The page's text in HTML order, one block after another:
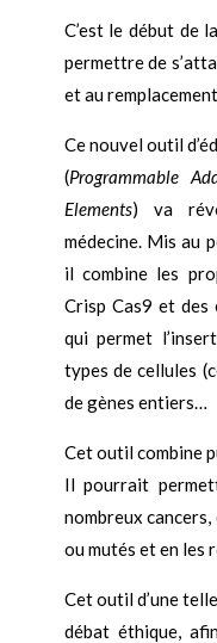
C’est le début de
permettre de
et au
Ce nouvel outil
(Programmable
Elements) va
médecine. Mis au
il combine les
Crisp Cas9 et des
qui permet
types de cellules
de gènes entiers…
Cet outil combine
Il pourrait
nombreux
ou mutés et en les
Cet outil d’une
débat éthique,